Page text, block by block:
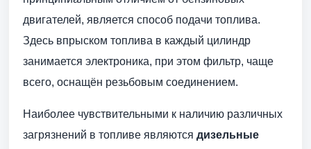
двигателей, является способ подачи топлива.
Здесь впрыском топлива в каждый цилиндр
занимается электроника, при этом фильтр, чаще
всего, оснащён резьбовым соединением.
Наиболее чувствительными к наличию различных
загрязнений в топливе являются дизельные